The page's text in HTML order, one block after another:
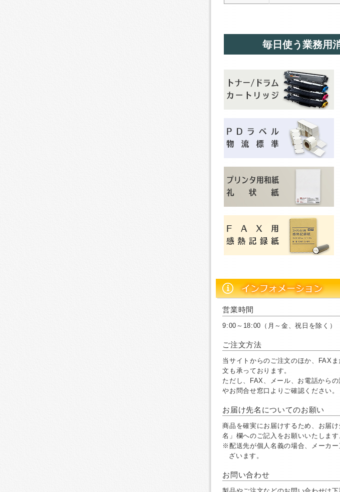
毎日使う業務用
営業時間
9:00～18:00（月～金、祝日を除く）
ご注文方法
当サイトからのご注文のほか、FAX
文も承っております。
ただし、FAX、メール、お電話から
やお問合せ窓口よりご確認ください。
お届け先名についてのお願い
商品を確実にお届けするため、お届
名」欄へのご記入をお願いいたします
※配送先が個人名義の場合、メーカ
ざいます。
お問い合わせ